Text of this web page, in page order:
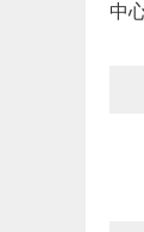
中